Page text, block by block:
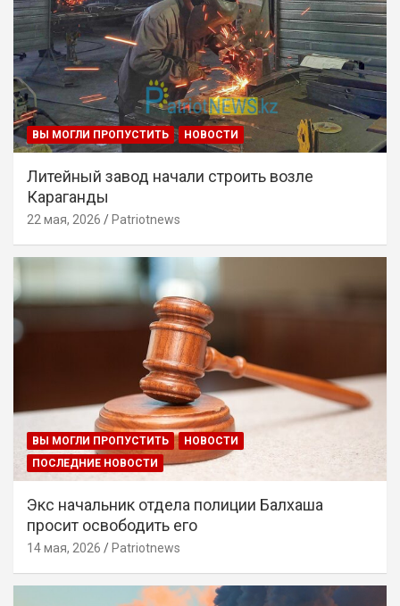
ВЫ МОГЛИ ПРОПУСТИТЬ НОВОСТИ
Литейный завод начали строить возле
Караганды
22 мая, 2026 Patriotnews
ВЫ МОГЛИ ПРОПУСТИТЬ
НОВОСТИ
ПОСЛЕДНИЕ НОВОСТИ
Экс начальник отдела полиции Балхаша
просит освободить его
14 мая, 2026 Patriotnews